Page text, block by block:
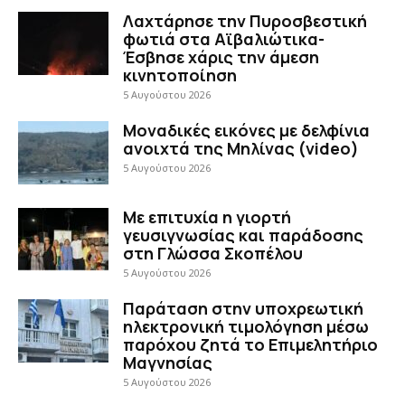
Λαχτάρησε την Πυροσβεστική
φωτιά στα Αϊβαλιώτικα-
Έσβησε χάρις την άμεση
κινητοποίηση
5 Αυγούστου 2026
Μοναδικές εικόνες με δελφίνια
ανοιχτά της Μηλίνας (video)
5 Αυγούστου 2026
Με επιτυχία η γιορτή
γευσιγνωσίας και παράδοσης
στη Γλώσσα Σκοπέλου
5 Αυγούστου 2026
Παράταση στην υποχρεωτική
ηλεκτρονική τιμολόγηση μέσω
παρόχου ζητά το Επιμελητήριο
Μαγνησίας
5 Αυγούστου 2026